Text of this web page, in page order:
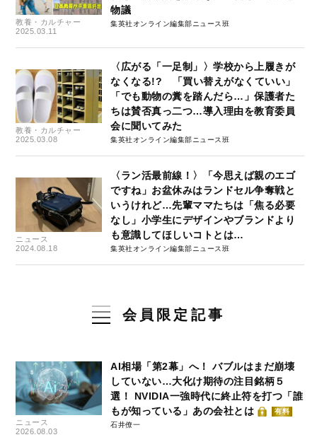
教養・カルチャー
2025.03.11
物議
集英社オンライン編集部ニュース班
教養・カルチャー
2025.03.08
〈広がる「一足制」〉学校から上履きが
なくなる!? 「買い替えがなくていい」
「でも動物の糞を踏んだら…」保護者た
ちは賛否真っ二つ…導入理由を教育委員
会に聞いてみた
集英社オンライン編集部ニュース班
ニュース
2024.08.18
〈ラン活最前線！〉「今思えば親のエゴ
ですね」お盆休みはランドセル争奪戦と
いうけれど…先輩ママたちは「焦る必要
なし」小学生にデザインやブランドより
も意識してほしいコトとは…
集英社オンライン編集部ニュース班
会員限定記事
ニュース
2026.08.03
AI相場「第2幕」へ！ バブルはまだ崩壊
していない…大化け期待の注目銘柄５
選！ NVIDIA一強時代に終止符を打つ「誰
もが知っている」あの会社とは
有料
石井僚一